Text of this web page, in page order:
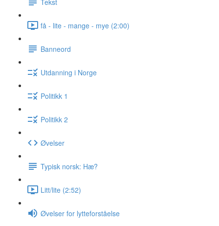
få - lite - mange - mye (2:00)
Banneord
Utdanning i Norge
Politikk 1
Politikk 2
Øvelser
Typisk norsk: Hæ?
Litt/lite (2:52)
Øvelser for lytteforståelse